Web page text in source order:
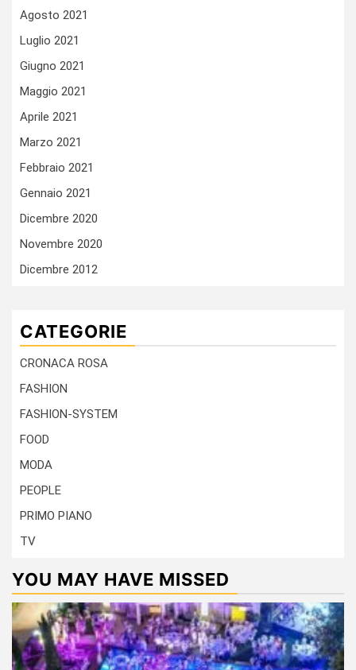
Agosto 2021
Luglio 2021
Giugno 2021
Maggio 2021
Aprile 2021
Marzo 2021
Febbraio 2021
Gennaio 2021
Dicembre 2020
Novembre 2020
Dicembre 2012
CATEGORIE
CRONACA ROSA
FASHION
FASHION-SYSTEM
FOOD
MODA
PEOPLE
PRIMO PIANO
TV
YOU MAY HAVE MISSED